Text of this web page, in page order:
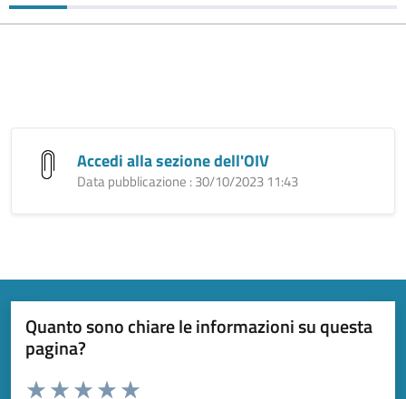
Accedi alla sezione dell'OIV
Data pubblicazione : 30/10/2023 11:43
Quanto sono chiare le informazioni su questa
pagina?
Valuta da 1 a 5 stelle la pagina